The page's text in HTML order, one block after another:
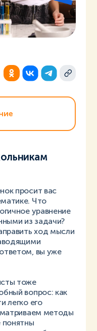
просит вас
Что
уравнение
из задачи?
ход мысли
вы уже
тоже
вопрос: как
легко его
методы
понятны